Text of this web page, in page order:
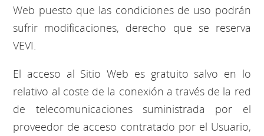
Web puesto que las condiciones de uso podrán
sufrir modificaciones, derecho que se reserva
VEVI.
El acceso al Sitio Web es gratuito salvo en lo
relativo al coste de la conexión a través de la red
de telecomunicaciones suministrada por el
proveedor de acceso contratado por el Usuario,